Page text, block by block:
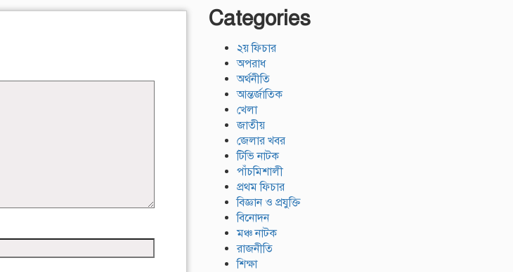
Categories
২য় ফিচার
অপরাধ
অর্থনীতি
আন্তর্জাতিক
খেলা
জাতীয়
জেলার খবর
টিভি নাটক
পাঁচমিশালী
প্রথম ফিচার
বিজ্ঞান ও প্রযুক্তি
বিনোদন
মঞ্চ নাটক
রাজনীতি
শিক্ষা